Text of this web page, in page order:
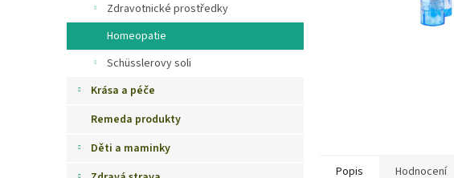
Zdravotnické prostředky
Homeopatie
Schüsslerovy soli
Krása a péče
Remeda produkty
Děti a maminky
Popis Hodnocení